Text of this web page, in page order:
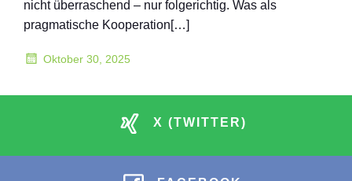
nicht überraschend – nur folgerichtig. Was als
pragmatische Kooperation[…]
Oktober 30, 2025
X (TWITTER)